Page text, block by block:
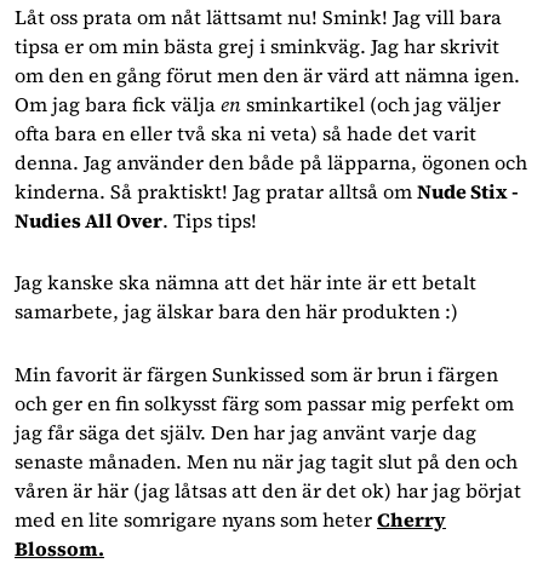
of
minute,
18
seconds
Låt oss prata om nåt lättsamt nu! Smink! Jag vill bara
tipsa er om min bästa grej i sminkväg. Jag har skrivit
om den en gång förut men den är värd att nämna igen.
Om jag bara fick väljaensminkartikel (och jag väljer
ofta bara en eller två ska ni veta) så hade det varit
denna. Jag använder den både på läpparna, ögonen och
kinderna. Så praktiskt! Jag pratar alltså omNude Stix -
Nudies All Over. Tips tips!
Jag kanske ska nämna att det här inte är ett betalt
samarbete, jag älskar bara den här produkten :)
Min favorit är färgen Sunkissed som är brun i färgen
och ger en fin solkysst färg som passar mig perfekt om
jag får säga det själv. Den har jag använt varje dag
senaste månaden. Men nu när jag tagit slut på den och
våren är här (jag låtsas att den är det ok) har jag börjat
med en lite somrigare nyans som heterCherry
Blossom.